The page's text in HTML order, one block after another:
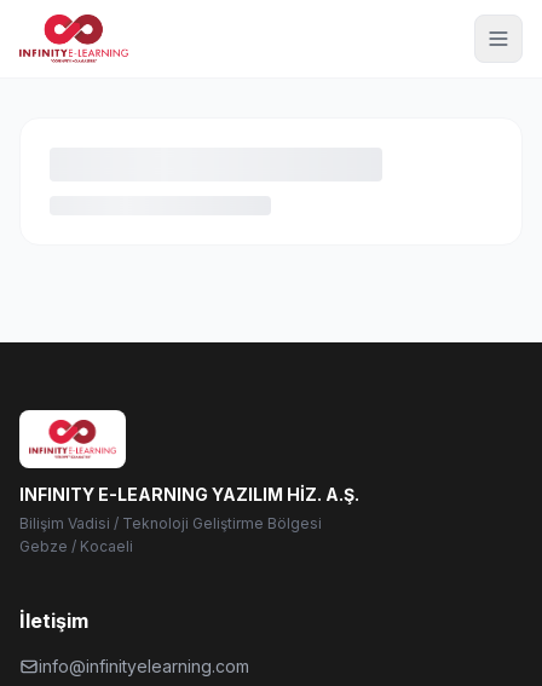
INFINITY E-LEARNING YAZILIM HİZ. A.Ş.
Bilişim Vadisi / Teknoloji Geliştirme Bölgesi
Gebze / Kocaeli
İletişim
info@infinityelearning.com